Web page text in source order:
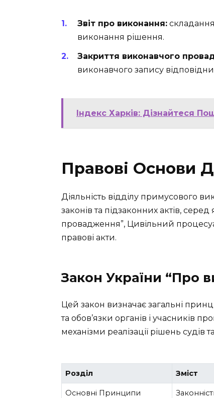
Звіт про виконання:
виконання рішення.
Закриття виконавчого
виконавчого запису
Індекс Харків: Дізнайтеся
Правові Основи
Діяльність відділу примусового
законів та підзаконних актів,
провадження”, Цивільний
правові акти.
Закон України “Про
Цей закон визначає загальні
та обов’язки органів і учасників
механізми реалізації рішень судів
Розділ Зміст
Основні Принципи